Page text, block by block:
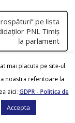
pe lista
PNL Timiş
la parlament
mai placuta pe site-ul
noastra referitoare la
aici: GDPR - Politica de
Accepta